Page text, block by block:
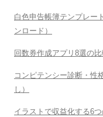
白色申告帳簿テンプレー
ンロード）
回数券作成アプリ8選の
コンピテンシー診断・性
し）
イラストで収益化する6